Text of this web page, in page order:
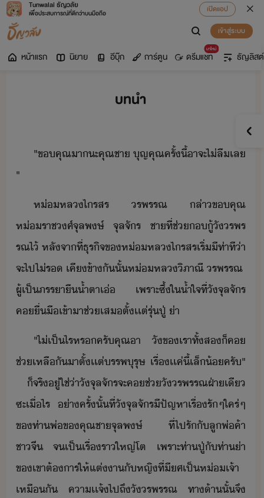
Tunwalai ธัญวลัย
เพื่อประสบการณ์ที่ดีกว่าบนมือถือ
เปิดแอป
เข้าสู่ระบบ
หน้าแรก นิยาย อีบุ๊ก การ์ตูน
มาใหม่
ดรีมแชท ธัญลิสต์
บทนำ
"​ขคุณ​า​ะ​คุณชา​ ​ุญคุณ​ครั้ี้​าจะ​ไ่ลื​เล​
"​
ห่หล​ไรสร​ ​รพรรณ​ ​ล่า​ขคุณ​
ห่ราชศ์​จุลพษ์​ ​จุล​จัร​ ​ชา​ที่​ช่​ู้​ั​รพร
รณ​ไ้​ ​หลัจาที่​ธุริจ​ข​ห่หล​ไรสร​เริ่​ีท​่า​ที​่า​
จะ​ไป​ไ่ร​ ​เคีข้า​ั​ั้​ห่หล​ิภาณี​ ​รพรรณ​ ​
ผู้​เป็​ภรรา​ื​ํ้า​ตา​เ่​ ​เพราะ​ซึ้​ใ​ํ้า​ใจ​ที่​ั​จุล​จัร​
ค​ื่ื​เข้าา​ช่​เส​ตั้เเต่​รุ่​ปู่​ ​่า
"​ไ่เป็ไร​หร​ครั​คุณา​ ​ั​ข​เรา​ทั้ส​็​ค​
ช่เหลื​ั​าตั​้​เเต่​รรพุรุษ​ ​เรื่เ​เค​่​ี้​เล็้​ครั​"​
​ ​็​จริู่​ใช่​่าั​จุล​จัร​จะ​ค​ช่​ั​รพรรณ​ฝ่า​เี​
ซะ​เื่ไร​ ​่า​ครั้ั้​ที่​ั​จุล​จัร​ีปัญหา​เรื่​รั​ๆ​ใคร่​ๆ​
ข​ท่า​พ่​ข​คุณชา​จุลพษ์​ ​ที่​ไปรั​ั​ลู​พ่ค้า​
ชาจี​ ​จ​เป็เรื่​รา​ใหญ่โต​ ​เพราะ​ท่า​ปู่​ั​ท่า​่า​
ข​เขา​ต้าร​ให้​แต่า​ั​หญิ​ที่​ีศ​เป็​ห่เจ้า​
เหืั​ ​คา​เเจ้​ไป​ถึ​ั​รพรรณ​ ​ทา​้า​ั้​จึ​